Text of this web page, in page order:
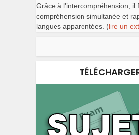
Grâce à l'intercompréhension, il
compréhension simultanée et
langues apparentées. (lire un